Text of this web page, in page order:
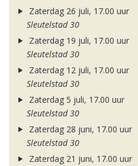
Zaterdag 26 juli, 17.00 uur
Sleutelstad 30
Zaterdag 19 juli, 17.00 uur
Sleutelstad 30
Zaterdag 12 juli, 17.00 uur
Sleutelstad 30
Zaterdag 5 juli, 17.00 uur
Sleutelstad 30
Zaterdag 28 juni, 17.00 uur
Sleutelstad 30
Zaterdag 21 juni, 17.00 uur